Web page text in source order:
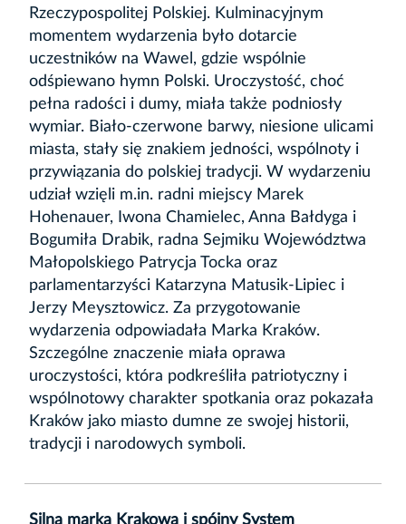
Rzeczypospolitej Polskiej. Kulminacyjnym
momentem wydarzenia było dotarcie
uczestników na Wawel, gdzie wspólnie
odśpiewano hymn Polski. Uroczystość, choć
pełna radości i dumy, miała także podniosły
wymiar. Biało-czerwone barwy, niesione ulicami
miasta, stały się znakiem jedności, wspólnoty i
przywiązania do polskiej tradycji. W wydarzeniu
udział wzięli m.in. radni miejscy Marek
Hohenauer, Iwona Chamielec, Anna Bałdyga i
Bogumiła Drabik, radna Sejmiku Województwa
Małopolskiego Patrycja Tocka oraz
parlamentarzyści Katarzyna Matusik-Lipiec i
Jerzy Meysztowicz. Za przygotowanie
wydarzenia odpowiadała Marka Kraków.
Szczególne znaczenie miała oprawa
uroczystości, która podkreśliła patriotyczny i
wspólnotowy charakter spotkania oraz pokazała
Kraków jako miasto dumne ze swojej historii,
tradycji i narodowych symboli.
Silna marka Krakowa i spójny System